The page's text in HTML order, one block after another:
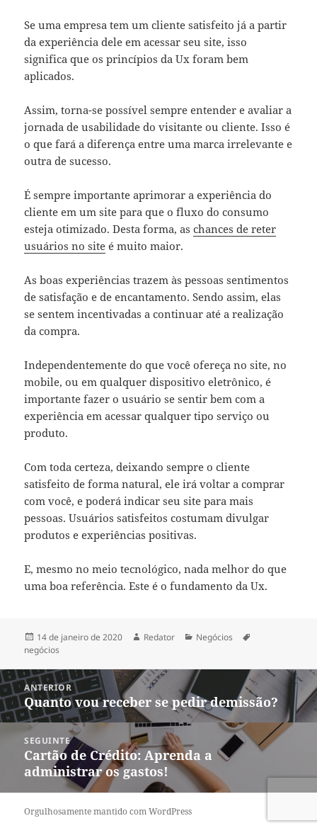
Se uma empresa tem um cliente satisfeito já a partir
da experiência dele em acessar seu site, isso
significa que os princípios da Ux foram bem
aplicados.
Assim, torna-se possível sempre entender e avaliar a
jornada de usabilidade do visitante ou cliente. Isso é
o que fará a diferença entre uma marca irrelevante e
outra de sucesso.
É sempre importante aprimorar a experiência do
cliente em um site para que o fluxo do consumo
esteja otimizado. Desta forma, aschances de reter
usuários no site é muito maior.
As boas experiências trazem às pessoas sentimentos
de satisfação e de encantamento. Sendo assim, elas
se sentem incentivadas a continuar até a realização
da compra.
Independentemente do que você ofereça no site, no
mobile, ou em qualquer dispositivo eletrônico, é
importante fazer o usuário se sentir bem com a
experiência em acessar qualquer tipo serviço ou
produto.
Com toda certeza, deixando sempre o cliente
satisfeito de forma natural, ele irá voltar a comprar
com você, e poderá indicar seu site para mais
pessoas. Usuários satisfeitos costumam divulgar
produtos e experiências positivas.
E, mesmo no meio tecnológico, nada melhor do que
uma boa referência. Este é o fundamento da Ux.
Publicado
em
14 de janeiro de 2020 Autor
Redator Categorias
Negócios
negócios
Navegação
de
Post
ANTERIOR
Post
anterior:
Quanto vou receber se pedir demissão?
SEGUINTE
Próximo
post:
Cartão de Crédito: Aprenda a
administrar os gastos!
Orgulhosamente mantido com WordPress